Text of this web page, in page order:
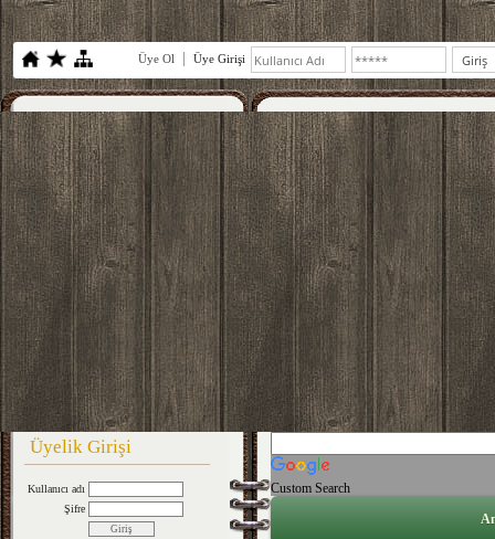
Üye Ol Üye Girişi
Üyelik Girişi
Kullanıcı adı
Şifre
Custom Search